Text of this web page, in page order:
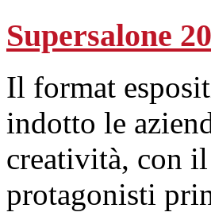
Supersalone
Il format
indotto le
creatività, con
protagonisti